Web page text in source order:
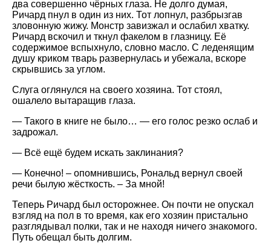
два совершенно чёрных глаза. Не долго думая,
Ричард пнул в один из них. Тот лопнул, разбрызгав
зловонную жижу. Монстр завизжал и ослабил хватку.
Ричард вскочил и ткнул факелом в глазницу. Её
содержимое вспыхнуло, словно масло. С леденящим
душу криком тварь развернулась и убежала, вскоре
скрывшись за углом.
Слуга оглянулся на своего хозяина. Тот стоял,
ошалело вытаращив глаза.
— Такого в книге не было… — его голос резко ослаб и
задрожал.
— Всё ещё будем искать заклинания?
— Конечно! – опомнившись, Рональд вернул своей
речи былую жёсткость. – За мной!
Теперь Ричард был осторожнее. Он почти не опускал
взгляд на пол в то время, как его хозяин пристально
разглядывал полки, так и не находя ничего знакомого.
Путь обещал быть долгим.